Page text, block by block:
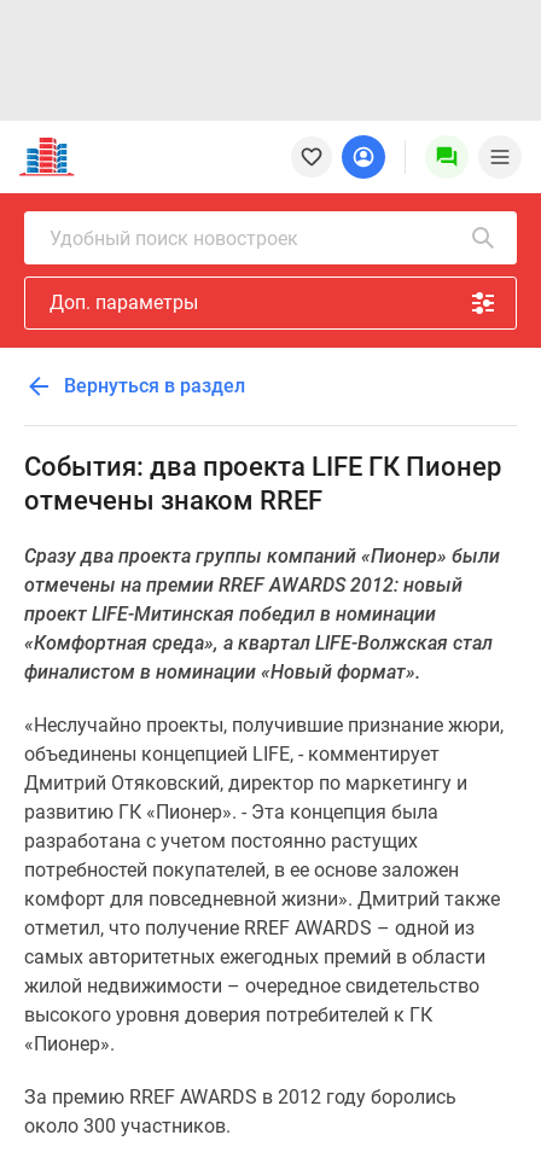
Новостройки
Квартиры
Ипотека
Новостройки
Москвы
Новостройки
Подмосковья
Новостройки
Москвы
Готовые
новостройки
Новостройки
Специальные
предложения
Коммерческие
помещения
Продавцы
застройщики
Панорамы
новостроек
Видеообзор
новостроек
Экспертиза
новостроек
Подмосковья
комнатные
Удобный поиск новостроек
Доп. параметры
Вернуться в раздел
События: два проекта LIFE ГК Пионер
отмечены знаком RREF
Сразу два проекта группы компаний «Пионер» были
отмечены на премии RREF AWARDS 2012: новый
проект LIFE-Митинская победил в номинации
«Комфортная среда», а квартал LIFE-Волжская стал
финалистом в номинации «Новый формат».
«Неслучайно проекты, получившие признание жюри,
объединены концепцией LIFE, - комментирует
Дмитрий Отяковский, директор по маркетингу и
развитию ГК «Пионер». - Эта концепция была
разработана с учетом постоянно растущих
потребностей покупателей, в ее основе заложен
комфорт для повседневной жизни». Дмитрий также
отметил, что получение RREF AWARDS – одной из
самых авторитетных ежегодных премий в области
жилой недвижимости – очередное свидетельство
высокого уровня доверия потребителей к ГК
«Пионер».
За премию RREF AWARDS в 2012 году боролись
около 300 участников.